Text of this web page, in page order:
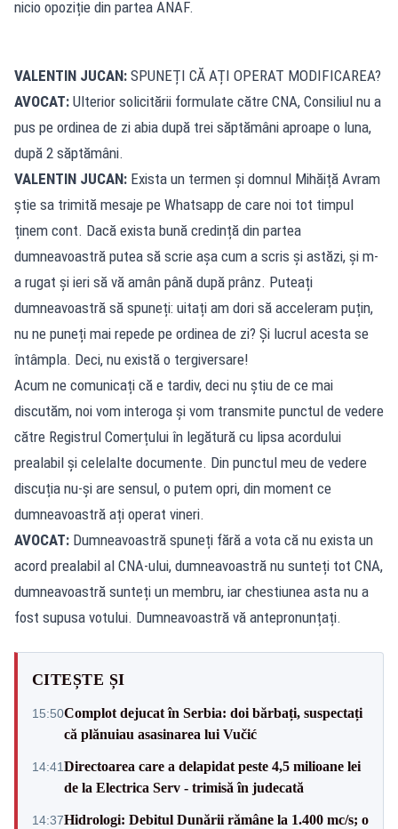
nicio opoziție din partea ANAF.
VALENTIN JUCAN: SPUNEȚI CĂ AȚI OPERAT MODIFICAREA?
AVOCAT: Ulterior solicitării formulate către CNA, Consiliul nu a
pus pe ordinea de zi abia după trei săptămâni aproape o luna,
după 2 săptămâni.
VALENTIN JUCAN: Exista un termen și domnul Mihăiță Avram
știe sa trimită mesaje pe Whatsapp de care noi tot timpul
ținem cont. Dacă exista bună credință din partea
dumneavoastră putea să scrie așa cum a scris și astăzi, și m-
a rugat și ieri să vă amân până după prânz. Puteați
dumneavoastră să spuneți: uitați am dori să acceleram puțin,
nu ne puneți mai repede pe ordinea de zi? Și lucrul acesta se
întâmpla. Deci, nu există o tergiversare!
Acum ne comunicați că e tardiv, deci nu știu de ce mai
discutăm, noi vom interoga și vom transmite punctul de vedere
către Registrul Comerțului în legătură cu lipsa acordului
prealabil și celelalte documente. Din punctul meu de vedere
discuția nu-și are sensul, o putem opri, din moment ce
dumneavoastră ați operat vineri.
AVOCAT: Dumneavoastră spuneți fără a vota că nu exista un
acord prealabil al CNA-ului, dumneavoastră nu sunteți tot CNA,
dumneavoastră sunteți un membru, iar chestiunea asta nu a
fost supusa votului. Dumneavoastră vă antepronunțați.
CITEȘTE ȘI
15:50Complot dejucat în Serbia: doi bărbați, suspectați
că plănuiau asasinarea lui Vučić
14:41Directoarea care a delapidat peste 4,5 milioane lei
de la Electrica Serv - trimisă în judecată
14:37Hidrologi: Debitul Dunării rămâne la 1.400 mc/s; o